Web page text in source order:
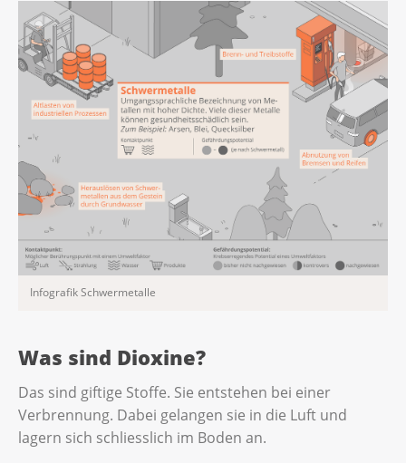
Infografik Schwermetalle
Was sind Dioxine?
Das sind giftige Stoffe. Sie entstehen bei einer
Verbrennung. Dabei gelangen sie in die Luft und
lagern sich schliesslich im Boden an.